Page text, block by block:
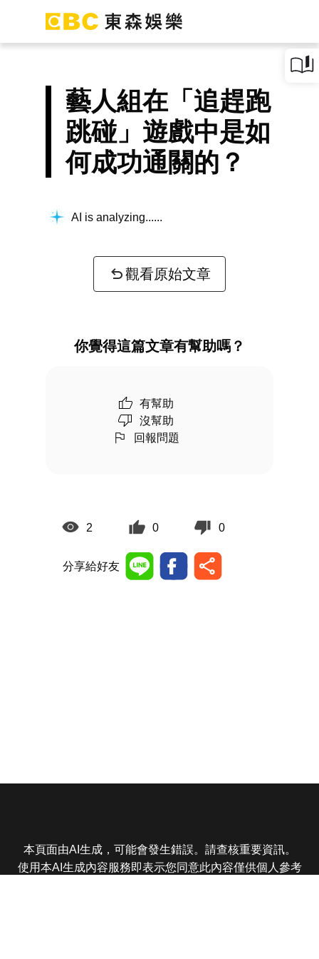
藝人組在「追趕跑
跳碰」遊戲中是如
何成功通關的？
AI is analyzing...
觀看原始文章
你覺得這篇文章有幫助嗎？
有幫助
沒幫助
回報問題
2 0 0
分享給好友
本頁面由AI生成，可能會發生錯誤。請查核重要資訊。
使用本AI生成內容服務即表示您同意此內容僅供個人參考